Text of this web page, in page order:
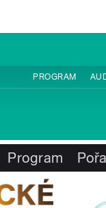
PROGRAM
Program